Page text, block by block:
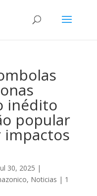
inédito
popular
30, 2025 |
, Noticias | 1